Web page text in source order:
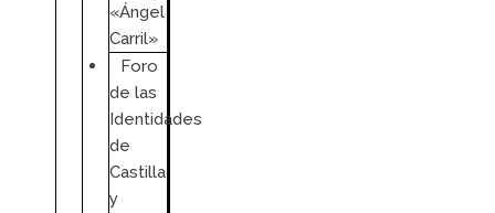
«Ángel
Carril»
Foro
de las
Identidades
de
Castilla
y